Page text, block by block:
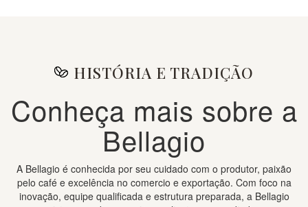
HISTÓRIA E TRADIÇÃO
Conheça mais sobre a
Bellagio
A Bellagio é conhecida por seu cuidado com o produtor, paixão
pelo café e excelência no comercio e exportação. Com foco na
inovação, equipe qualificada e estrutura preparada, a Bellagio